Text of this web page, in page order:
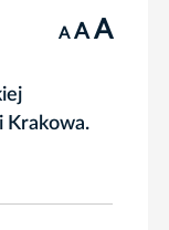
A A A
Krakowa.